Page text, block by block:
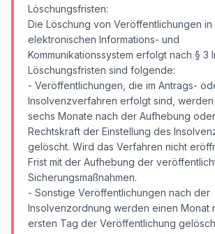
Löschungsfristen:
Die Löschung von Veröffentlichungen in
elektronischen Informations- und
Kommunikationssystem erfolgt nach § 3
Löschungsfristen sind folgende:
- Veröffentlichungen, die im Antrags-
Insolvenzverfahren erfolgt sind,
sechs Monate nach der Aufhebung
Rechtskraft der Einstellung des
gelöscht. Wird das Verfahren nicht
Frist mit der Aufhebung der
Sicherungsmaßnahmen.
- Sonstige Veröffentlichungen nach der
Insolvenzordnung werden einen Monat
ersten Tag der Veröffentlichung